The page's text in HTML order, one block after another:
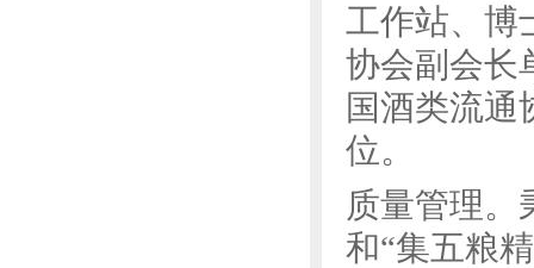
工作站、博
协会副会长
国酒类流通
位。
质量管理。
和“集五粮